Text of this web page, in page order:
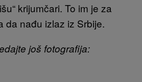
krijumčari. To im je za
da nađu izlaz iz Srbije.
još fotografija: